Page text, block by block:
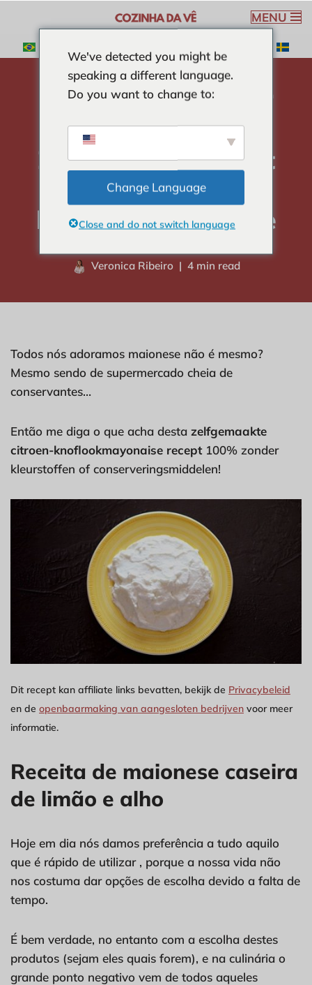
naar
MENU
SOULS- Zelfgemaakt recept voor citroen- en
Zelfgemaakt recept
voor citroen- en
knoflookmayonaise
Veronica Ribeiro 4 min read
Todos nós adoramos maionese não é mesmo?
Mesmo sendo de supermercado cheia de
conservantes…
Então me diga o que acha desta zelfgemaakte
citroen-knoflookmayonaise recept100% zonder
kleurstoffen of conserveringsmiddelen!
Dit recept kan affiliate links bevatten, bekijk de Privacybeleid
en de openbaarmaking van aangesloten bedrijven voor meer
informatie.
Receita de maionese caseira
de limão e alho
Hoje em dia nós damos preferência a tudo aquilo
que é rápido de utilizar , porque a nossa vida não
nos costuma dar opções de escolha devido a falta de
tempo.
É bem verdade, no entanto com a escolha destes
produtos (sejam eles quais forem), e na culinária o
grande ponto negativo vem de todos aqueles
We've detected you might be
speaking a different language.
Do you want to change to:
Change Language
Close and do not switch language